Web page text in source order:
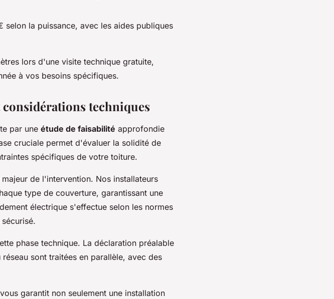
la puissance, avec les aides publiques
lors d'une visite technique gratuite,
à vos besoins spécifiques.
techniques
par une étude de faisabilité approfondie
cruciale permet d'évaluer la solidité de
spécifiques de votre toiture.
de l'intervention. Nos installateurs
type de couverture, garantissant une
électrique s'effectue selon les normes
phase technique. La déclaration préalable
sont traitées en parallèle, avec des
vous garantit non seulement une installation